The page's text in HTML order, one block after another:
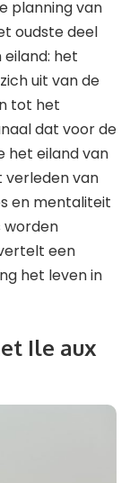
planning van
oudste deel
het
uit van de
tot het
dat voor de
het eiland van
verleden van
en mentaliteit
worden
een
het leven in
Ile aux